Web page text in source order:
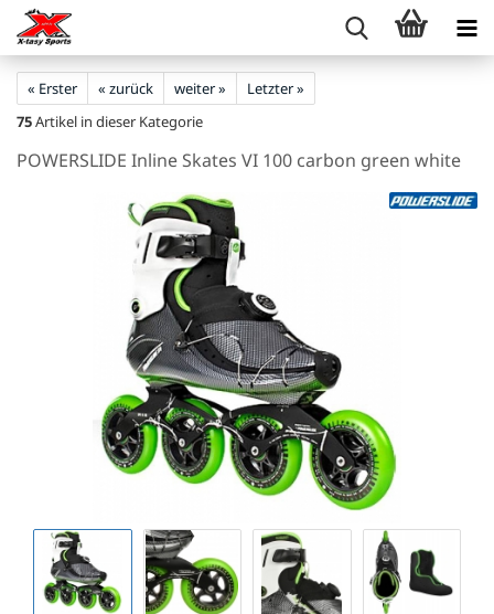
« Erster « zurück weiter »
Letzter »
75Artikel in dieser Kategorie
POWERSLIDE Inline Skates VI 100 carbon green white